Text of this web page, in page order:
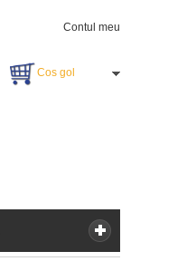
Contul meu
Cos gol